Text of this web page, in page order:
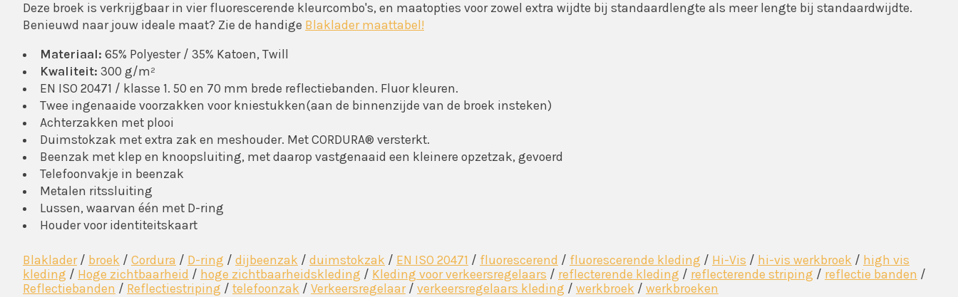
Deze broek is verkrijgbaar in vier fluorescerende kleurcombo's, en maatopties voor zowel extra wijdte bij standaardlengte als meer lengte bij standaardwijdte.
Benieuwd naar jouw ideale maat? Zie de handige Blaklader maattabel!
Materiaal: 65% Polyester / 35% Katoen, Twill
Kwaliteit: 300 g/m²
EN ISO 20471 / klasse 1. 50 en 70 mm brede reflectiebanden. Fluor kleuren.
Twee ingenaaide voorzakken voor kniestukken(aan de binnenzijde van de broek insteken)
Achterzakken met plooi
Duimstokzak met extra zak en meshouder. Met CORDURA® versterkt.
Beenzak met klep en knoopsluiting, met daarop vastgenaaid een kleinere opzetzak, gevoerd
Telefoonvakje in beenzak
Metalen ritssluiting
Lussen, waarvan één met D-ring
Houder voor identiteitskaart
Blaklader/ broek / Cordura / D-ring / dijbeenzak / duimstokzak / EN ISO 20471 / fluorescerend / fluorescerende kleding / Hi-Vis / hi-vis werkbroek / high vis
kleding / Hoge zichtbaarheid / hoge zichtbaarheidskleding / Kleding voor verkeersregelaars / reflecterende kleding / reflecterende striping / reflectie banden /
Reflectiebanden / Reflectiestriping / telefoonzak / Verkeersregelaar/ verkeersregelaars kleding / werkbroek / werkbroeken